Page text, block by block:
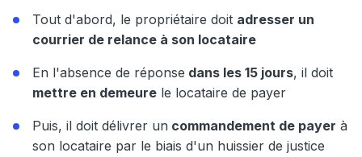
Tout d'abord, le propriétaire doit adresser un
courrier de relance à son locataire
En l'absence de réponse dans les 15 jours, il doit
mettre en demeure le locataire de payer
Puis, il doit délivrer un commandement de payer à
son locataire par le biais d'un huissier de justice